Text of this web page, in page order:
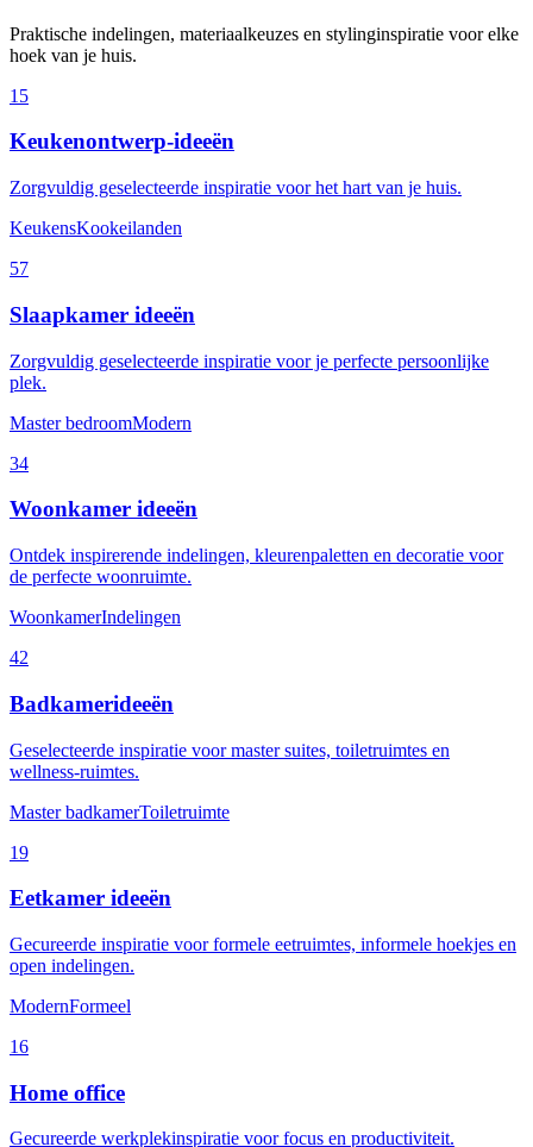
Praktische indelingen, materiaalkeuzes en stylinginspiratie voor elke
hoek van je huis.
15
Keukenontwerp-ideeën
Zorgvuldig geselecteerde inspiratie voor het hart van je huis.
KeukensKookeilanden
57
Slaapkamer ideeën
Zorgvuldig geselecteerde inspiratie voor je perfecte persoonlijke
plek.
Master bedroomModern
34
Woonkamer ideeën
Ontdek inspirerende indelingen, kleurenpaletten en decoratie voor
de perfecte woonruimte.
WoonkamerIndelingen
42
Badkamerideeën
Geselecteerde inspiratie voor master suites, toiletruimtes en
wellness-ruimtes.
Master badkamerToiletruimte
19
Eetkamer ideeën
Gecureerde inspiratie voor formele eetruimtes, informele hoekjes en
open indelingen.
ModernFormeel
16
Home office
Gecureerde werkplekinspiratie voor focus en productiviteit.